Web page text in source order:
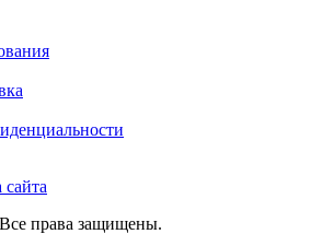
сайта
права защищены.